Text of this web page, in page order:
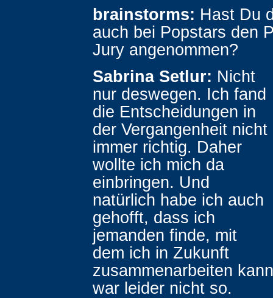
brainstorms: Hast Du
auch bei Popstars den
Jury angenommen?
Sabrina Setlur: Nicht
nur deswegen. Ich fand
die Entscheidungen in
der Vergangenheit nicht
immer richtig. Daher
wollte ich mich da
einbringen. Und
natürlich habe ich auch
gehofft, dass ich
jemanden finde, mit
dem ich in Zukunft
zusammenarbeiten
war leider nicht so.